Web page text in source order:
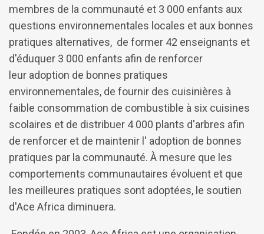
membres de la communauté et 3 000 enfants aux
questions environnementales locales et aux bonnes
pratiques alternatives, de former 42 enseignants et
d'éduquer 3 000 enfants afin de renforcer
leur adoption de bonnes pratiques
environnementales, de fournir des cuisinières à
faible consommation de combustible à six cuisines
scolaires et de distribuer 4 000 plants d'arbres afin
de renforcer et de maintenir l' adoption de bonnes
pratiques par la communauté. À mesure que les
comportements communautaires évoluent et que
les meilleures pratiques sont adoptées, le soutien
d'Ace Africa diminuera.